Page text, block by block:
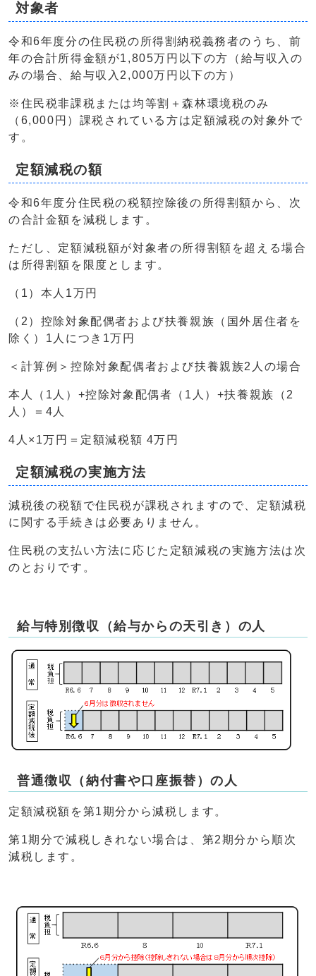
対象者
令和6年度分の住民税の所得割納税義務者のうち、前
年の合計所得金額が1,805万円以下の方（給与収入の
みの場合、給与収入2,000万円以下の方）
※住民税非課税または均等割＋森林環境税のみ
（6,000円）課税されている方は定額減税の対象外で
す。
定額減税の額
令和6年度分住民税の税額控除後の所得割額から、次
の合計金額を減税します。
ただし、定額減税額が対象者の所得割額を超える場合
は所得割額を限度とします。
（1）本人1万円
（2）控除対象配偶者および扶養親族（国外居住者を
除く）1人につき1万円
＜計算例＞控除対象配偶者および扶養親族2人の場合
本人（1人）+控除対象配偶者（1人）+扶養親族（2
人）＝4人
4人×1万円＝定額減税額 4万円
定額減税の実施方法
減税後の税額で住民税が課税されますので、定額減税
に関する手続きは必要ありません。
住民税の支払い方法に応じた定額減税の実施方法は次
のとおりです。
給与特別徴収（給与からの天引き）の人
普通徴収（納付書や口座振替）の人
定額減税額を第1期分から減税します。
第1期分で減税しきれない場合は、第2期分から順次
減税します。